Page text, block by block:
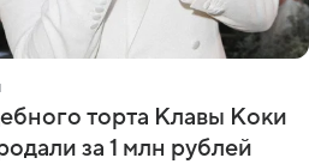
торта Клавы Коки
за 1 млн рублей